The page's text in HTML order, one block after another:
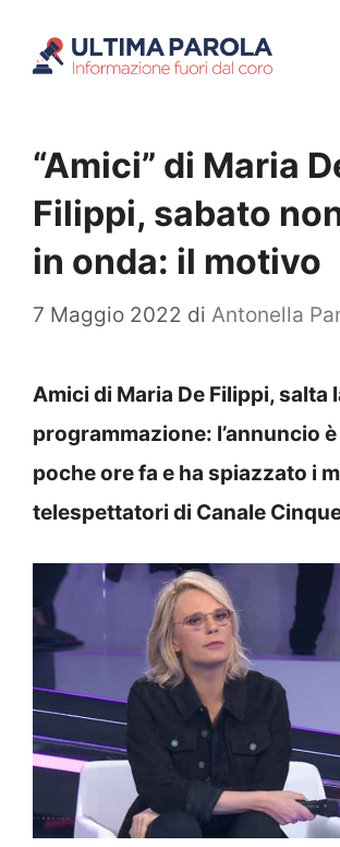
“Amici” di Maria
Filippi, sabato
in onda: il motivo
7 Maggio 2022 di Antonella
Amici di Maria De Filippi, salta
programmazione: l’annuncio
poche ore fa e ha spiazzato i
telespettatori di Canale